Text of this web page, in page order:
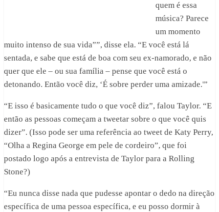
quem é essa
música? Parece
um momento
muito intenso de sua vida””, disse ela. “E você está lá
sentada, e sabe que está de boa com seu ex-namorado, e não
quer que ele – ou sua família – pense que você está o
detonando. Então você diz, ‘É sobre perder uma amizade.'”
“E isso é basicamente tudo o que você diz”, falou Taylor. “E
então as pessoas começam a tweetar sobre o que você quis
dizer”. (Isso pode ser uma referência ao tweet de Katy Perry,
“Olha a Regina George em pele de cordeiro”, que foi
postado logo após a entrevista de Taylor para a Rolling
Stone?)
“Eu nunca disse nada que pudesse apontar o dedo na direção
específica de uma pessoa específica, e eu posso dormir à